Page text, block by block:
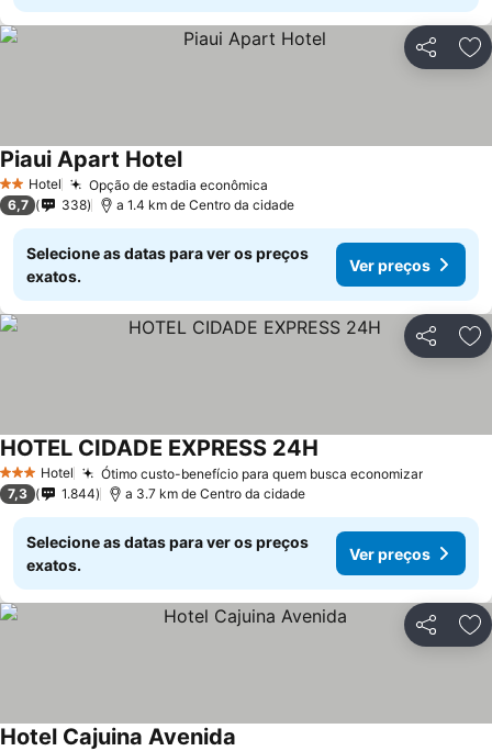
Partilhar
2 Estrelas
Hotel Opção de estadia econômica
Piaui Apart HotelVer preços
6,7 338 a 1.4 km de Centro da cidade
Selecione as datas para ver os preços
exatos.
Ver preços
Partilhar
3 EstrelasHotel Ótimo custo-benefício para quem busca economizarVer
HOTEL CIDADE EXPRESS 24H
7,3 1.844 a 3.7 km de Centro da cidade
Selecione as datas para ver os preços
exatos.
Ver preços
Partilhar
Hotel Cajuina Avenida